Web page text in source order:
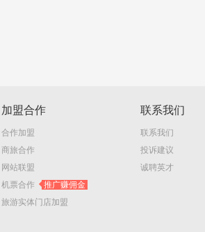
加盟合作
合作加盟
商旅合作
网站联盟
机票合作
推广赚佣金
旅游实体门店加盟
联系我们
联系我们
投诉建议
诚聘英才